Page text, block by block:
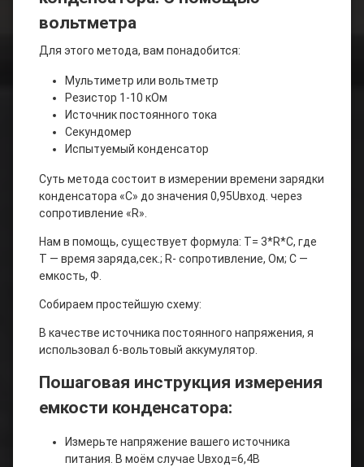
вольтметра
Для этого метода, вам понадобится:
Мультиметр или вольтметр
Резистор 1-10 кОм
Источник постоянного тока
Секундомер
Испытуемый конденсатор
Суть метода состоит в измерении времени зарядки
конденсатора «С» до значения 0,95Uвход. через
сопротивление «R».
Нам в помощь, существует формула: T= 3*R*C, где
Т — время заряда,сек.; R- сопротивление, Ом; С —
емкость, Ф.
Собираем простейшую схему:
В качестве источника постоянного напряжения, я
использовал 6-вольтовый аккумулятор.
Пошаговая инструкция измерения
емкости конденсатора:
Измерьте напряжение вашего источника
питания. В моём случае Uвход=6,4В